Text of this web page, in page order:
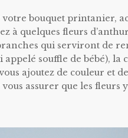
votre bouquet printanier,
à quelques fleurs
qui serviront de
appelé souffle de bébé),
ajoutez de couleur et
assurer que les fleurs